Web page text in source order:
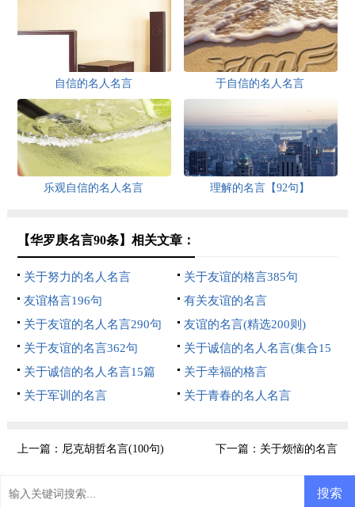
自信的名人名言 于自信的名人名言
乐观自信的名人名言 理解的名言【92句】
【华罗庚名言90条】相关文章：
关于努力的名人名言
关于友谊的格言385句
友谊格言196句
有关友谊的名言
关于友谊的名人名言290句
友谊的名言(精选200则)
关于友谊的名言362句
关于诚信的名人名言(集合15
篇)
关于诚信的名人名言15篇
关于幸福的格言
关于军训的名言
关于青春的名人名言
上一篇： 尼克胡哲名言(100句) 下一篇： 关于烦恼的名言